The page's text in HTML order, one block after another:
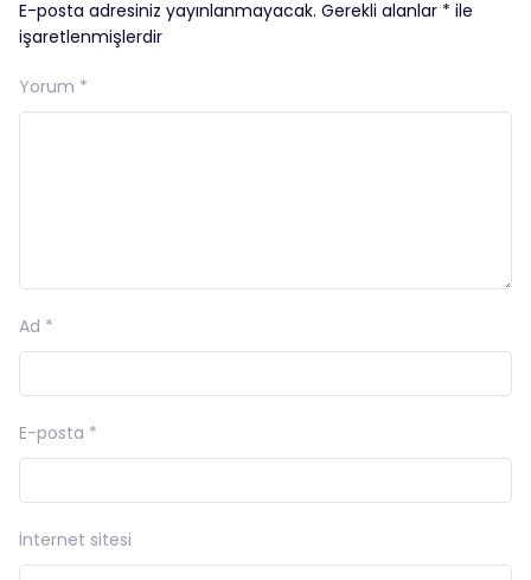
E-posta adresiniz yayınlanmayacak. Gerekli alanlar * ile
işaretlenmişlerdir
Yorum *
Ad *
E-posta *
İnternet sitesi